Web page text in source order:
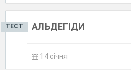
ТЕСТ АЛЬДЕГІДИ
14 січня